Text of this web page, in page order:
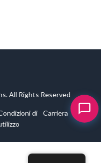
All Rights Reserved
di
Carriera